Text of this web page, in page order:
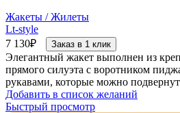
Жакеты / Жилеты
Lt-style
7 130₽ Заказ в 1 клик
Элегантный жакет выполнен из
прямого силуэта с воротником
рукавами, которые можно
Добавить в список желаний
Быстрый просмотр